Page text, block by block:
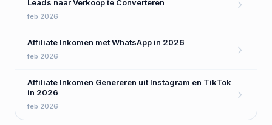
Leads naar Verkoop te Converteren
feb 2026
Affiliate Inkomen met WhatsApp in 2026
feb 2026
Affiliate Inkomen Genereren uit Instagram en TikTok
in 2026
feb 2026